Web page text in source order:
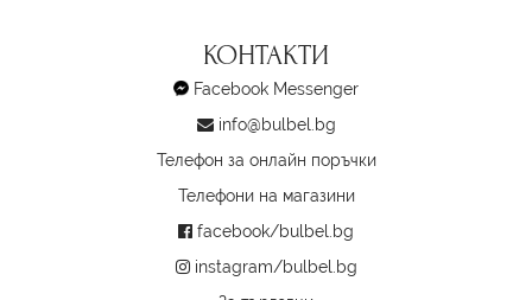
КОНТАКТИ
Facebook Messenger
info@bulbel.bg
Телефон за онлайн поръчки
Телефони на магазини
facebook/bulbel.bg
instagram/bulbel.bg